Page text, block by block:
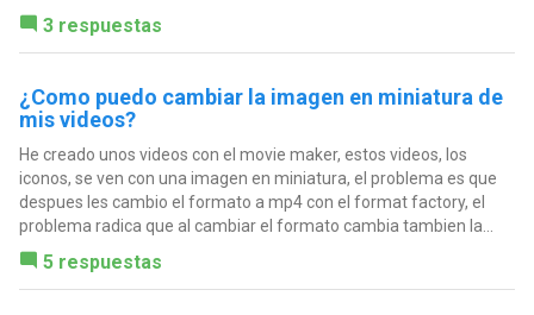
3 respuestas
¿Como puedo cambiar la imagen en miniatura de
mis videos?
He creado unos videos con el movie maker, estos videos, los
iconos, se ven con una imagen en miniatura, el problema es que
despues les cambio el formato a mp4 con el format factory, el
problema radica que al cambiar el formato cambia tambien la...
5 respuestas